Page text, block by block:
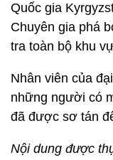
Quốc gia
Chuyên gia phá
tra toàn bộ khu
Nhân viên của
những người có
đã được sơ tán
Nội dung được